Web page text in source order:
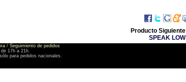
Producto Siguiente
SPEAK LOW
/ Seguimiento de pedidos
17h a 21h.
para pedidos nacionales.